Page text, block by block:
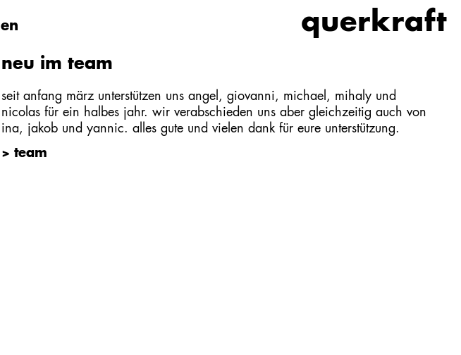
en querkraft
neu im team
seit anfang märz unterstützen uns angel, giovanni, michael, mihaly und
nicolas für ein halbes jahr. wir verabschieden uns aber gleichzeitig auch von
ina, jakob und yannic. alles gute und vielen dank für eure unterstützung.
> team